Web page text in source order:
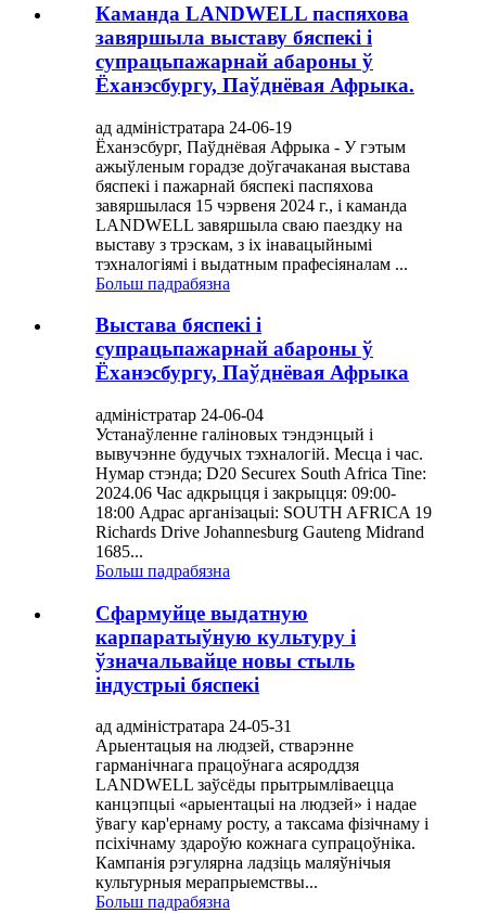
Каманда LANDWELL паспяхова
завяршыла выставу бяспекі і
супрацьпажарнай абароны ў
Ёханэсбургу, Паўднёвая Афрыка.
ад адміністратара 24-06-19
Ёханэсбург, Паўднёвая Афрыка - У гэтым
ажыўленым горадзе доўгачаканая выстава
бяспекі і пажарнай бяспекі паспяхова
завяршылася 15 чэрвеня 2024 г., і каманда
LANDWELL завяршыла сваю паездку на
выставу з трэскам, з іх інавацыйнымі
тэхналогіямі і выдатным прафесіяналам ...
Больш падрабязна
Выстава бяспекі і
супрацьпажарнай абароны ў
Ёханэсбургу, Паўднёвая Афрыка
адміністратар 24-06-04
Устанаўленне галіновых тэндэнцый і
вывучэнне будучых тэхналогій. Месца і час.
Нумар стэнда; D20 Securex South Africa Tine:
2024.06 Час адкрыцця і закрыцця: 09:00-
18:00 Адрас арганізацыі: SOUTH AFRICA 19
Richards Drive Johannesburg Gauteng Midrand
1685...
Больш падрабязна
Сфармуйце выдатную
карпаратыўную культуру і
ўзначальвайце новы стыль
індустрыі бяспекі
ад адміністратара 24-05-31
Арыентацыя на людзей, стварэнне
гарманічнага працоўнага асяроддзя
LANDWELL заўсёды прытрымліваецца
канцэпцыі «арыентацыі на людзей» і надае
ўвагу кар'ернаму росту, а таксама фізічнаму і
псіхічнаму здароўю кожнага супрацоўніка.
Кампанія рэгулярна ладзіць маляўнічыя
культурныя мерапрыемствы...
Больш падрабязна